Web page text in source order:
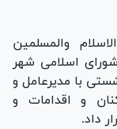
والمسلمین
اسلامی شهر
با مدیرعامل و
و اقدامات و
داد.